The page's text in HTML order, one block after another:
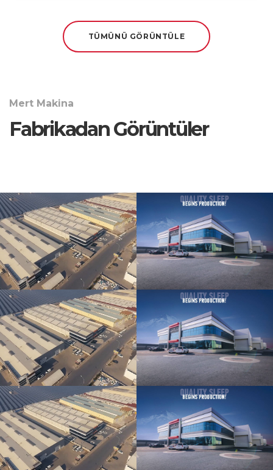
TÜMÜNÜ GÖRÜNTÜLE
Mert Makina
Fabrikadan Görüntüler